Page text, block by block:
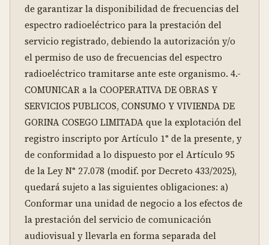
de garantizar la disponibilidad de frecuencias del
espectro radioeléctrico para la prestación del
servicio registrado, debiendo la autorización y/o
el permiso de uso de frecuencias del espectro
radioeléctrico tramitarse ante este organismo. 4.-
COMUNICAR a la COOPERATIVA DE OBRAS Y
SERVICIOS PUBLICOS, CONSUMO Y VIVIENDA DE
GORINA COSEGO LIMITADA que la explotación del
registro inscripto por Artículo 1° de la presente, y
de conformidad a lo dispuesto por el Artículo 95
de la Ley N° 27.078 (modif. por Decreto 433/2025),
quedará sujeto a las siguientes obligaciones: a)
Conformar una unidad de negocio a los efectos de
la prestación del servicio de comunicación
audiovisual y llevarla en forma separada del